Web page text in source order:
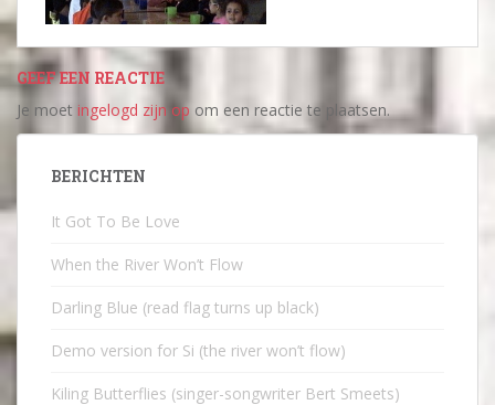
GEEF EEN REACTIE
Je moet ingelogd zijn op om een reactie te plaatsen.
BERICHTEN
It Got To Be Love
When the River Won’t Flow
Darling Blue (read flag turns up black)
Demo version for Si (the river won’t flow)
Kiling Butterflies (singer-songwriter Bert Smeets)